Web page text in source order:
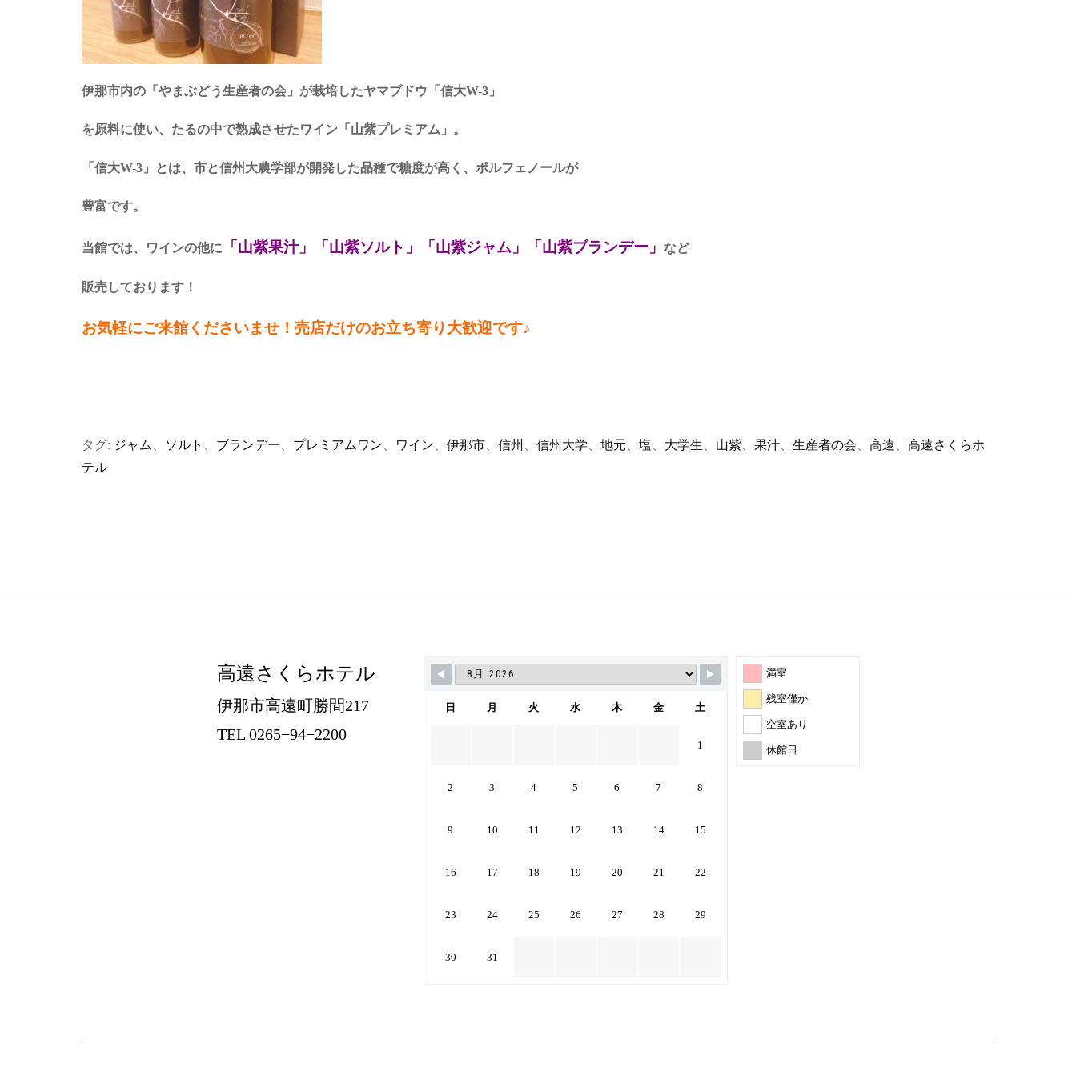
伊那市内の「やまぶどう生産者の会」が栽培したヤマブドウ「信大W-3」
を原料に使い、たるの中で熟成させたワイン「山紫プレミアム」。
「信大W-3」とは、市と信州大農学部が開発した品種で糖度が高く、ポルフェノールが
豊富です。
当館では、ワインの他に 「山紫果汁」「山紫ソルト」「山紫ジャム」「山紫ブランデー」 など
販売しております！
お気軽にご来館くださいませ！売店だけのお立ち寄り大歓迎です♪
タグ: ジャム ソルト ブランデー プレミアムワン ワイン 伊那市 信州 信州大学 地元 塩 大学生 山紫 果汁 生産者の会 高遠
高遠さくらホ
テル
高遠さくらホテル
伊那市高遠町勝間217
TEL 0265−94−2200
満室
残室僅か
空室あり
休館日
日 月 火 水 木 金 土
1
2 3 4 5 6 7 8
9 10 11 12 13 14 15
16 17 18 19 20 21 22
23 24 25 26 27 28 29
30 31